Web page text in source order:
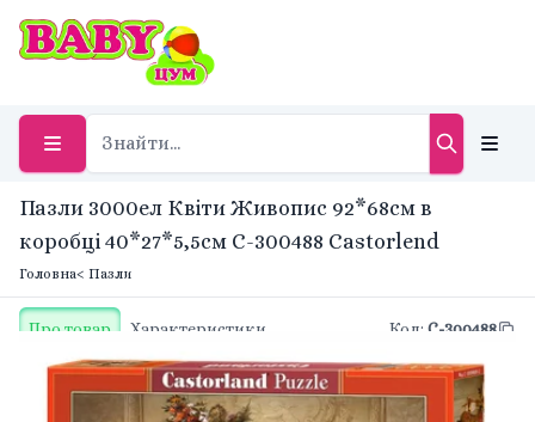
Пазли 3000ел Квіти Живопис 92*68см в
коробці 40*27*5,5см С-300488 Castorlend
Головна< Пазли
Про товар Характеристики Код: С-300488